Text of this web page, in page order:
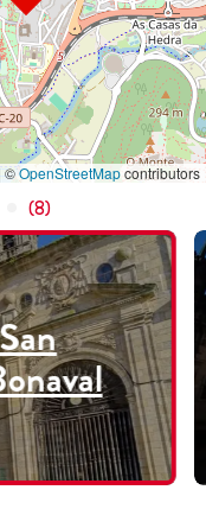
©OpenStreetMapcontributors
(8)